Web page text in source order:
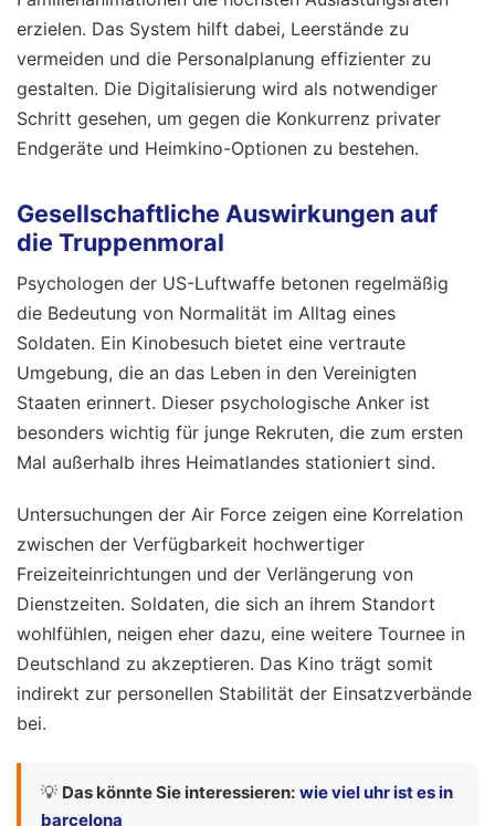
erzielen. Das System hilft dabei, Leerstände zu
vermeiden und die Personalplanung effizienter zu
gestalten. Die Digitalisierung wird als notwendiger
Schritt gesehen, um gegen die Konkurrenz privater
Endgeräte und Heimkino-Optionen zu bestehen.
Gesellschaftliche Auswirkungen auf
die Truppenmoral
Psychologen der US-Luftwaffe betonen regelmäßig
die Bedeutung von Normalität im Alltag eines
Soldaten. Ein Kinobesuch bietet eine vertraute
Umgebung, die an das Leben in den Vereinigten
Staaten erinnert. Dieser psychologische Anker ist
besonders wichtig für junge Rekruten, die zum ersten
Mal außerhalb ihres Heimatlandes stationiert sind.
Untersuchungen der Air Force zeigen eine Korrelation
zwischen der Verfügbarkeit hochwertiger
Freizeiteinrichtungen und der Verlängerung von
Dienstzeiten. Soldaten, die sich an ihrem Standort
wohlfühlen, neigen eher dazu, eine weitere Tournee in
Deutschland zu akzeptieren. Das Kino trägt somit
indirekt zur personellen Stabilität der Einsatzverbände
bei.
💡 Das könnte Sie interessieren: wie viel uhr ist es in
barcelona